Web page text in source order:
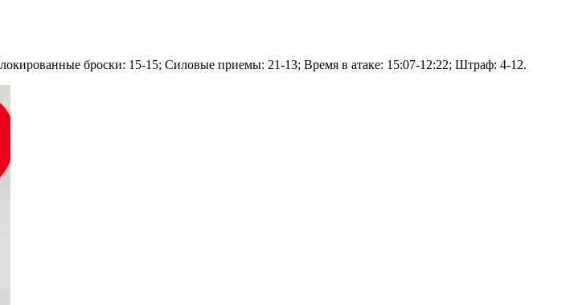
броски: 15-15; Силовые приемы: 21-13; Время в атаке: 15:07-12:22; Штраф: 4-12.